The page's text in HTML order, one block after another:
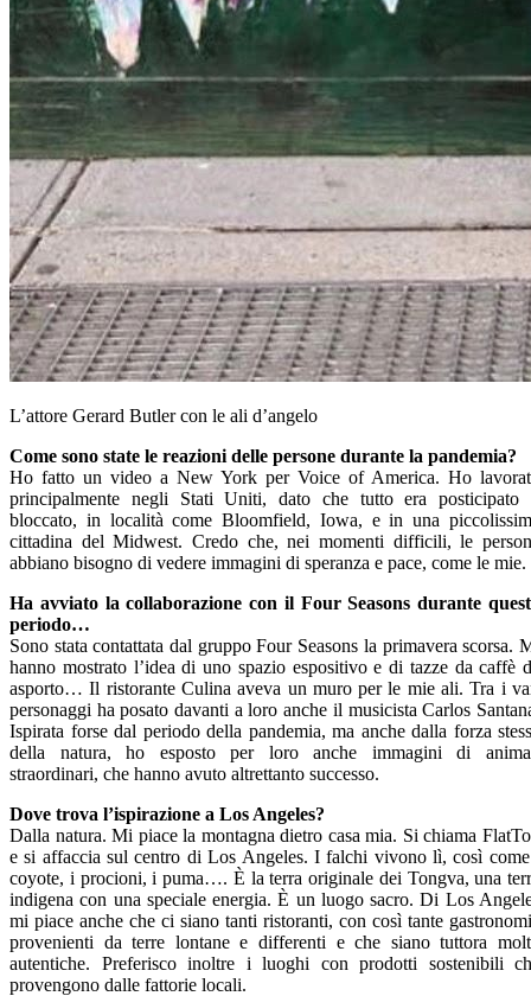
L’attore Gerard Butler con le ali d’angelo
Come sono state le reazioni delle persone durante la pandemia?
Ho fatto un video a New York per Voice of America. Ho
principalmente negli Stati Uniti, dato che tutto era posticipato
bloccato, in località come Bloomfield, Iowa, e in una
cittadina del Midwest. Credo che, nei momenti difficili, le
abbiano bisogno di vedere immagini di speranza e pace, come le mie.
Ha avviato la collaborazione con il Four Seasons durante
periodo…
Sono stata contattata dal gruppo Four Seasons la primavera scorsa.
hanno mostrato l’idea di uno spazio espositivo e di tazze da caffè
asporto… Il ristorante Culina aveva un muro per le mie ali. Tra i
personaggi ha posato davanti a loro anche il musicista Carlos
Ispirata forse dal periodo della pandemia, ma anche dalla forza
della natura, ho esposto per loro anche immagini di
straordinari, che hanno avuto altrettanto successo.
Dove trova l’ispirazione a Los Angeles?
Dalla natura. Mi piace la montagna dietro casa mia. Si chiama
e si affaccia sul centro di Los Angeles. I falchi vivono lì, così
coyote, i procioni, i puma…. È la terra originale dei Tongva, una
indigena con una speciale energia. È un luogo sacro. Di Los
mi piace anche che ci siano tanti ristoranti, con così tante
provenienti da terre lontane e differenti e che siano tuttora
autentiche. Preferisco inoltre i luoghi con prodotti sostenibili
provengono dalle fattorie locali.